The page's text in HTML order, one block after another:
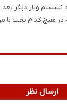
ارسال نظر